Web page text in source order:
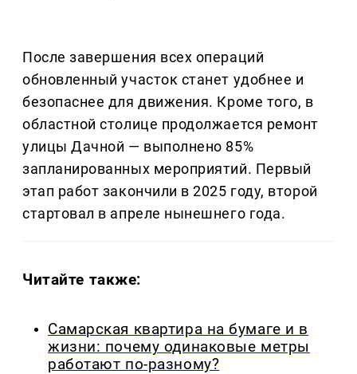
После завершения всех операций
обновленный участок станет удобнее и
безопаснее для движения. Кроме того, в
областной столице продолжается ремонт
улицы Дачной — выполнено 85%
запланированных мероприятий. Первый
этап работ закончили в 2025 году, второй
стартовал в апреле нынешнего года.
Читайте также:
Самарская квартира на бумаге и в
жизни: почему одинаковые метры
работают по-разному?